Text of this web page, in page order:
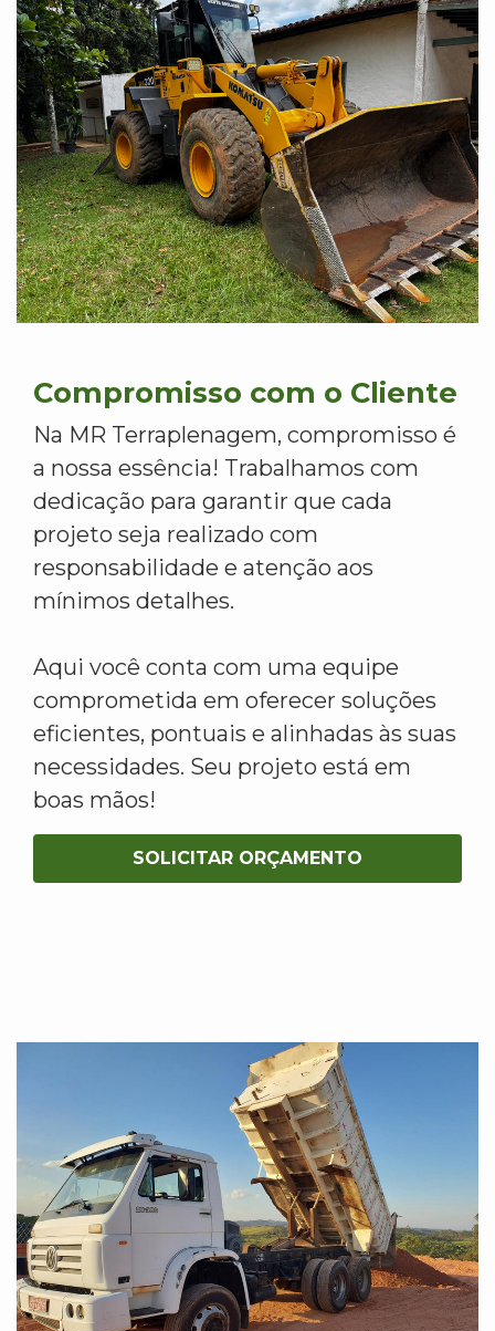
Compromisso com o Cliente
Na MR Terraplenagem, compromisso é
a nossa essência! Trabalhamos com
dedicação para garantir que cada
projeto seja realizado com
responsabilidade e atenção aos
mínimos detalhes.
Aqui você conta com uma equipe
comprometida em oferecer soluções
eficientes, pontuais e alinhadas às suas
necessidades. Seu projeto está em
boas mãos!
SOLICITAR ORÇAMENTO